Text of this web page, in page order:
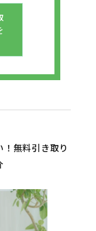
無料引き取り